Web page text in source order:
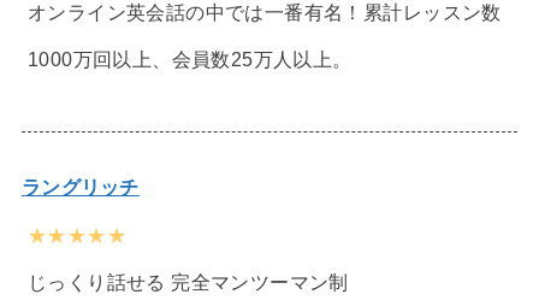
オンライン英会話の中では一番有名！累計レッスン数
1000万回以上、会員数25万人以上。
ラングリッチ
★★★★★
じっくり話せる 完全マンツーマン制